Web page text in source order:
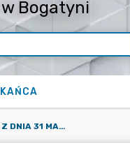
Bogatyni
ZARZĄDZENIE NR 85/2026 Z DNIA 31 MARCA 2026 ROKU W SPRAWIE POWOŁANIA KOMISJI KONKURSOWEJ DO ZAOPINIOWANIA OFERT ZŁOŻONYCH DO OTWARTEGO KONKURSU OFERT NA REALIZACJĘ ZADANIA PUBLICZNEGO W 2026 ROKU PRZEZ ORGANIZACJE POZARZĄDOWE ORAZ PODMIOTY WYMIENIONE W ART. 3 UST. 3 USTAWY Z DNIA 24 KWIETNIA 2003 R. O DZIAŁALNOŚCI POŻYTKU PUBLICZNEGO I O WOLONTARIACIE W ZAKRESIE KULTURY, SZTUKI, OCHRONY DÓBR KULTURY I DZIEDZICTWA NARODOWEGO